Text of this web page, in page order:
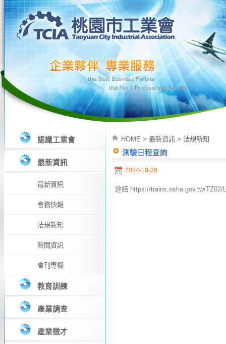
認識工業會
最新資訊
最新資訊
會務快報
法規新知
新聞資訊
會刊專欄
教育訓練
產業調查
產業徵才
HOME > 最新資訊 > 法規新知
測驗日程查詢
2024-10-30
連結 https://trains.osha.gov.tw/TZ02/